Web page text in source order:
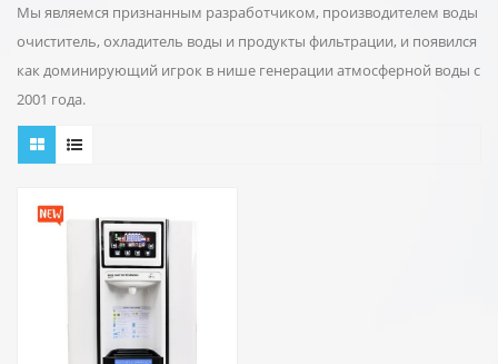
Мы являемся признанным разработчиком, производителем воды
очиститель, охладитель воды и продукты фильтрации, и появился
как доминирующий игрок в нише генерации атмосферной воды с
2001 года.